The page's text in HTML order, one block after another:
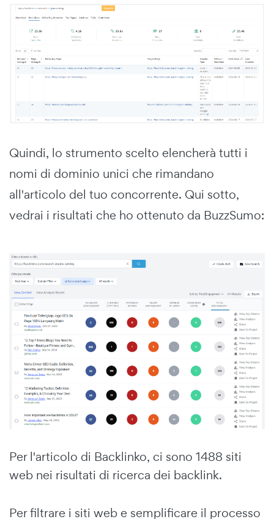
Quindi, lo strumento scelto elencherà tutti i
nomi di dominio unici che rimandano
all'articolo del tuo concorrente. Qui sotto,
vedrai i risultati che ho ottenuto da BuzzSumo:
Per l'articolo di Backlinko, ci sono 1488 siti
web nei risultati di ricerca dei backlink.
Per filtrare i siti web e semplificare il processo